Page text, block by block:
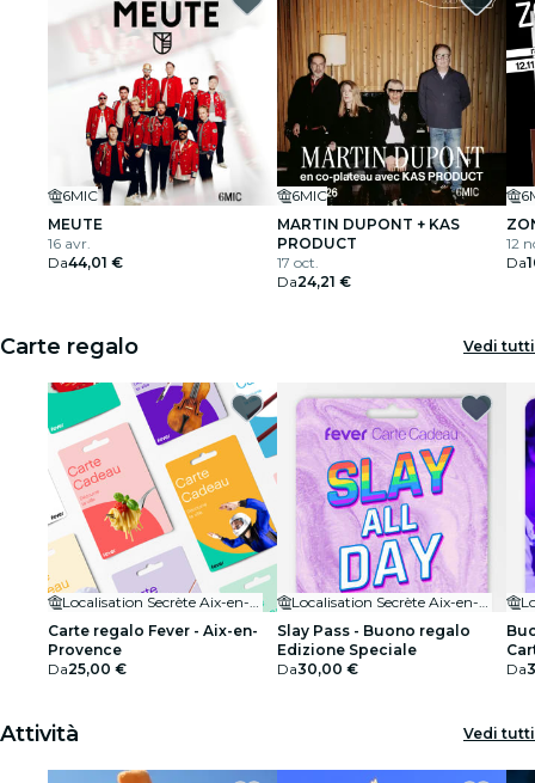
6MIC
MEUTE
16 avr.
Da44,01 €
6MIC
MARTIN DUPONT + KAS
PRODUCT
17 oct.
Da24,21 €
12
Da
Carte regalo Vedi tutti
Carte regalo Fever - Aix-en-
Provence
Da25,00 €
Slay Pass - Buono regalo
Edizione Speciale
Da30,00 €
Da
Attività Vedi tutti